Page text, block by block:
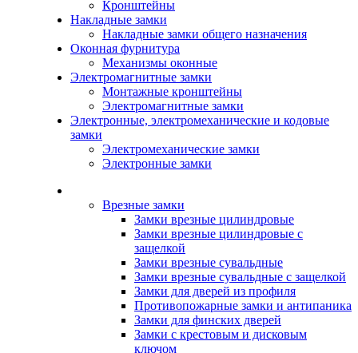
Кронштейны
Накладные замки
Накладные замки общего назначения
Оконная фурнитура
Механизмы оконные
Электромагнитные замки
Монтажные кронштейны
Электромагнитные замки
Электронные, электромеханические и кодовые
замки
Электромеханические замки
Электронные замки
Врезные замки
Замки врезные цилиндровые
Замки врезные цилиндровые с
защелкой
Замки врезные сувальдные
Замки врезные сувальдные с защелкой
Замки для дверей из профиля
Противопожарные замки и антипаника
Замки для финских дверей
Замки с крестовым и дисковым
ключом